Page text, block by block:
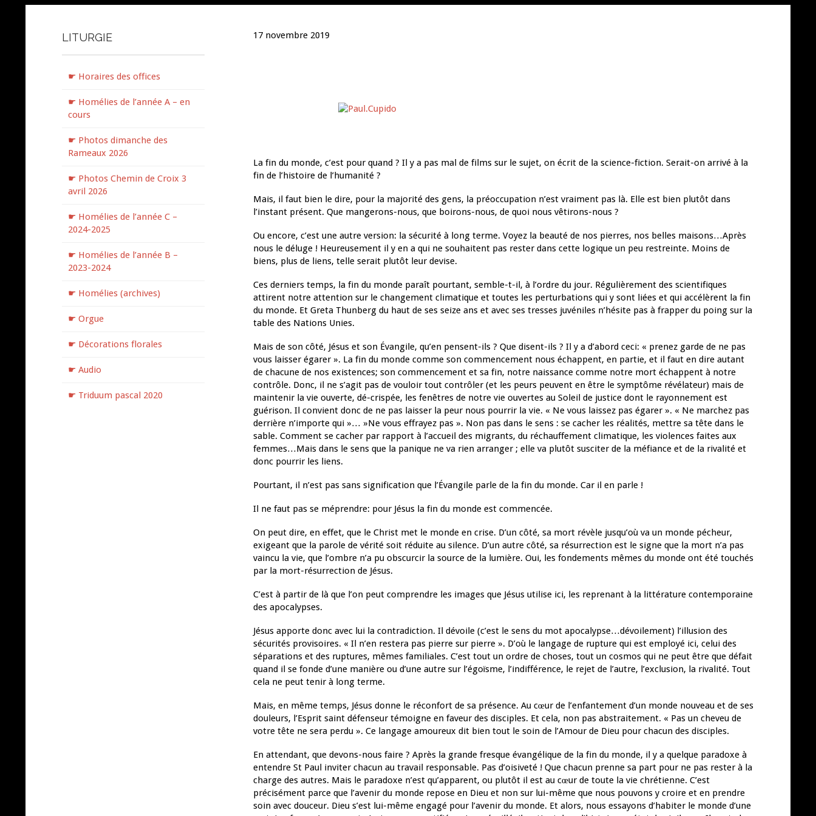
LITURGIE
☛ Horaires des offices
☛ Homélies de l’année A – en
cours
☛ Photos dimanche des
Rameaux 2026
☛ Photos Chemin de Croix 3
avril 2026
☛ Homélies de l’année C –
2024-2025
☛ Homélies de l’année B –
2023-2024
☛ Homélies (archives)
☛ Orgue
☛ Décorations florales
☛ Audio
☛ Triduum pascal 2020
17 novembre 2019
La fin du monde, c’est pour quand ? Il y a pas mal de films sur le sujet, on écrit de la science-fiction. Serait-on arrivé à la
fin de l’histoire de l’humanité ?
Mais, il faut bien le dire, pour la majorité des gens, la préoccupation n’est vraiment pas là. Elle est bien plutôt dans
l’instant présent. Que mangerons-nous, que boirons-nous, de quoi nous vêtirons-nous ?
Ou encore, c’est une autre version: la sécurité à long terme. Voyez la beauté de nos pierres, nos belles maisons…Après
nous le déluge ! Heureusement il y en a qui ne souhaitent pas rester dans cette logique un peu restreinte. Moins de
biens, plus de liens, telle serait plutôt leur devise.
Ces derniers temps, la fin du monde paraît pourtant, semble-t-il, à l’ordre du jour. Régulièrement des scientifiques
attirent notre attention sur le changement climatique et toutes les perturbations qui y sont liées et qui accélèrent la fin
du monde. Et Greta Thunberg du haut de ses seize ans et avec ses tresses juvéniles n’hésite pas à frapper du poing sur la
table des Nations Unies.
Mais de son côté, Jésus et son Évangile, qu’en pensent-ils ? Que disent-ils ? Il y a d’abord ceci: « prenez garde de ne pas
vous laisser égarer ». La fin du monde comme son commencement nous échappent, en partie, et il faut en dire autant
de chacune de nos existences; son commencement et sa fin, notre naissance comme notre mort échappent à notre
contrôle. Donc, il ne s’agit pas de vouloir tout contrôler (et les peurs peuvent en être le symptôme révélateur) mais de
maintenir la vie ouverte, dé-crispée, les fenêtres de notre vie ouvertes au Soleil de justice dont le rayonnement est
guérison. Il convient donc de ne pas laisser la peur nous pourrir la vie. « Ne vous laissez pas égarer ». « Ne marchez pas
derrière n’importe qui »… »Ne vous effrayez pas ». Non pas dans le sens : se cacher les réalités, mettre sa tête dans le
sable. Comment se cacher par rapport à l’accueil des migrants, du réchauffement climatique, les violences faites aux
femmes…Mais dans le sens que la panique ne va rien arranger ; elle va plutôt susciter de la méfiance et de la rivalité et
donc pourrir les liens.
Pourtant, il n’est pas sans signification que l’Évangile parle de la fin du monde. Car il en parle !
Il ne faut pas se méprendre: pour Jésus la fin du monde est commencée.
On peut dire, en effet, que le Christ met le monde en crise. D’un côté, sa mort révèle jusqu’où va un monde pécheur,
exigeant que la parole de vérité soit réduite au silence. D’un autre côté, sa résurrection est le signe que la mort n’a pas
vaincu la vie, que l’ombre n’a pu obscurcir la source de la lumière. Oui, les fondements mêmes du monde ont été touchés
par la mort-résurrection de Jésus.
C’est à partir de là que l’on peut comprendre les images que Jésus utilise ici, les reprenant à la littérature contemporaine
des apocalypses.
Jésus apporte donc avec lui la contradiction. Il dévoile (c’est le sens du mot apocalypse…dévoilement) l’illusion des
sécurités provisoires. « Il n’en restera pas pierre sur pierre ». D’où le langage de rupture qui est employé ici, celui des
séparations et des ruptures, mêmes familiales. C’est tout un ordre de choses, tout un cosmos qui ne peut être que défait
quand il se fonde d’une manière ou d’une autre sur l’égoïsme, l’indifférence, le rejet de l’autre, l’exclusion, la rivalité. Tout
cela ne peut tenir à long terme.
Mais, en même temps, Jésus donne le réconfort de sa présence. Au cœur de l’enfantement d’un monde nouveau et de ses
douleurs, l’Esprit saint défenseur témoigne en faveur des disciples. Et cela, non pas abstraitement. « Pas un cheveu de
votre tête ne sera perdu ». Ce langage amoureux dit bien tout le soin de l’Amour de Dieu pour chacun des disciples.
En attendant, que devons-nous faire ? Après la grande fresque évangélique de la fin du monde, il y a quelque paradoxe à
entendre St Paul inviter chacun au travail responsable. Pas d’oisiveté ! Que chacun prenne sa part pour ne pas rester à la
charge des autres. Mais le paradoxe n’est qu’apparent, ou plutôt il est au cœur de toute la vie chrétienne. C’est
précisément parce que l’avenir du monde repose en Dieu et non sur lui-même que nous pouvons y croire et en prendre
soin avec douceur. Dieu s’est lui-même engagé pour l’avenir du monde. Et alors, nous essayons d’habiter le monde d’une